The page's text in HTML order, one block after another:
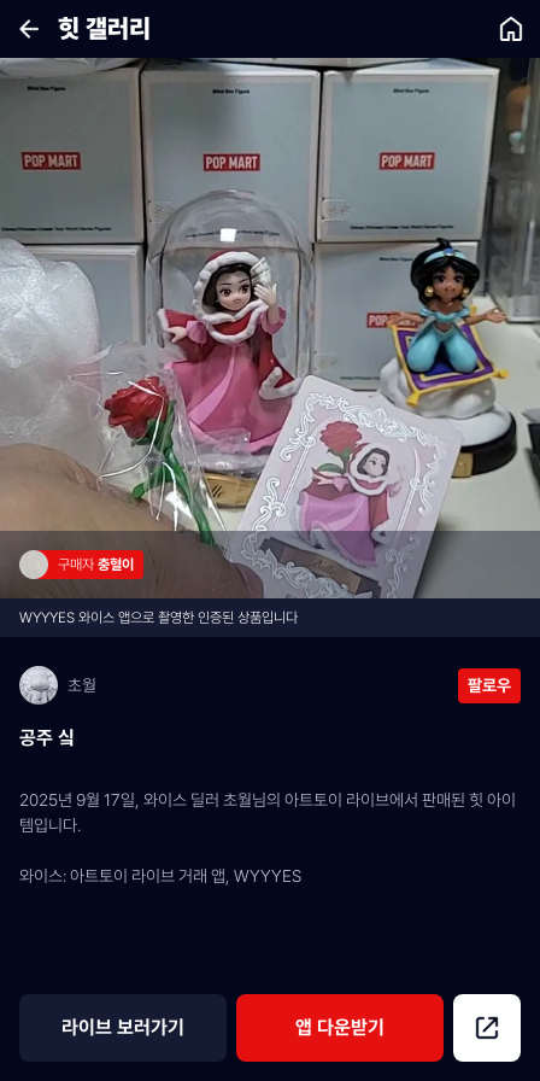
힛 갤러리
구매자 충혈이
WYYYES 와이스 앱으로 촬영한 인증된 상품입니다
초월 팔로우
공주 싴
2025년 9월 17일, 와이스 딜러 초월님의 아트토이 라이브에서 판매된 힛 아이
템입니다.
와이스: 아트토이 라이브 거래 앱, WYYYES
라이브 보러가기 앱 다운받기